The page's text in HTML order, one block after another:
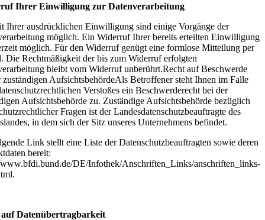
Ihrer Einwilligung zur Datenverarbeitung
Ihrer ausdrücklichen Einwilligung sind einige Vorgänge der
möglich. Ein Widerruf Ihrer bereits erteilten Einwilligung
möglich. Für den Widerruf genügt eine formlose Mitteilung per
Die Rechtmäßigkeit der bis zum Widerruf erfolgten
bleibt vom Widerruf unberührt.Recht auf Beschwerde
zuständigen AufsichtsbehördeAls Betroffener steht Ihnen im Falle
Verstoßes ein Beschwerderecht bei der
Aufsichtsbehörde zu. Zuständige Aufsichtsbehörde bezüglich
Fragen ist der Landesdatenschutzbeauftragte des
in dem sich der Sitz unseres Unternehmens befindet.
Link stellt eine Liste der Datenschutzbeauftragten sowie deren
bereit:
DE/Infothek/Anschriften_Links/anschriften_links-
auf Datenübertragbarkeit